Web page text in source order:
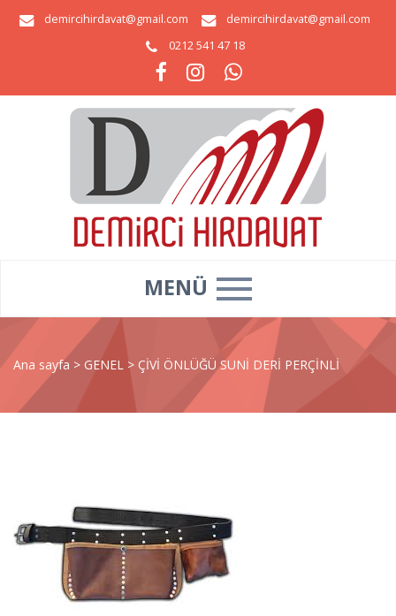
demircihirdavat@gmail.com
demircihirdavat@gmail.com
0212 541 47 18
MENÜ
Ana sayfa > GENEL > ÇİVİ ÖNLÜĞÜ SUNİ DERİ PERÇİNLİ